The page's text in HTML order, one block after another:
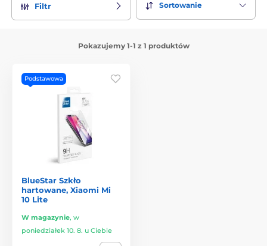
Filtr Sortowanie
Pokazujemy 1-1 z 1 produktów
Podstawowa
BlueStar Szkło
hartowane, Xiaomi Mi
10 Lite
W magazynie, w
poniedziałek 10. 8. u Ciebie